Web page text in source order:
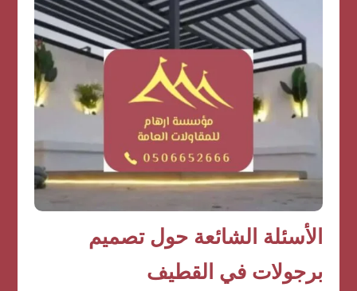
الأسئلة الشائعة حول تصميم
برجولات في القطيف